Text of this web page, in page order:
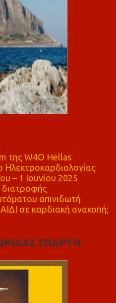
της W4O Hellas
Ηλεκτροκαρδιολογίας
– 1 Ιουνίου 2025
διατροφής
απινιδωτή
σε καρδιακή ανακοπή;
ΣΠΑΡΤΗ